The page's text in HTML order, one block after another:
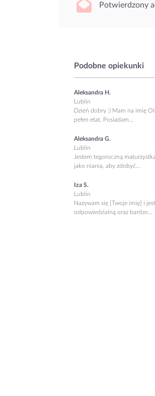
Potwierdzony
Podobne opiekunki
Aleksandra H.
Lublin
Dzień dobry :) Mam na imię
pełen etat. Posiadam...
Aleksandra G.
Lublin
Jestem tegoroczną
jako niania, aby zdobyć...
Iza S.
Lublin
Nazywam się [Twoje imię] i
odpowiedzialną oraz bardzo...